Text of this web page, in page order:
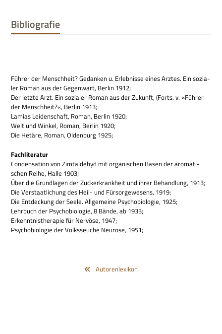
Bibliografie
Füh­rer der Mensch­heit? Gedan­ken u. Erleb­nisse eines Arz­tes. Ein sozia­
ler Roman aus der Gegen­wart, Ber­lin 1912;
Der letzte Arzt. Ein sozia­ler Roman aus der Zukunft, (Forts. v. »Füh­rer
der Mensch­heit?«, Ber­lin 1913;
Lamias Lei­den­schaft, Roman, Ber­lin 1920;
Welt und Win­kel, Roman, Ber­lin 1920;
Die Hetäre, Roman, Olden­burg 1925;
Fach­li­te­ra­tur
Con­den­sa­tion von Zimt­al­de­hyd mit orga­ni­schen Basen der aro­ma­ti­
schen Reihe, Halle 1903;
Über die Grund­la­gen der Zucker­krank­heit und ihrer Behand­lung, 1913;
Die Ver­staat­li­chung des Heil- und Für­sor­ge­we­sens, 1919;
Die Ent­deckung der Seele. All­ge­meine Psy­cho­bio­lo­gie, 1925;
Lehr­buch der Psy­cho­bio­lo­gie, 8 Bände, ab 1933;
Erkennt­nis­the­ra­pie für Ner­vöse, 1947;
Psy­cho­bio­lo­gie der Volks­seu­che Neu­rose, 1951;
Autorenlexikon